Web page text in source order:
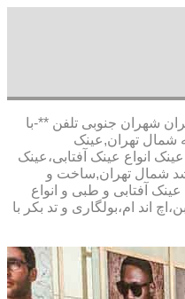
1 :تهران شاهین شمالی بیست متری گلستان شعبه 2 :تهران شهران جنوبی تلفن **-با
تهران,عینک
انواع عینک آفتابی،عینک
شمال تهران,ساخت و
آفتابی و طبی و انواع
اند ام،بولگاری و تد بکر با